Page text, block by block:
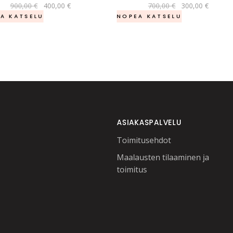
900,00€ Alkuperäinen
hinta
900,00 €.
400,00 €Nykyinen
KATSELU
700,00€ Alkuperäinen
hinta
700,00 €.
300,00 €Nykyinen
NOPEA KATSELU
ASIAKASPALVELU
Toimitusehdot
Maalausten tilaaminen ja
toimitus